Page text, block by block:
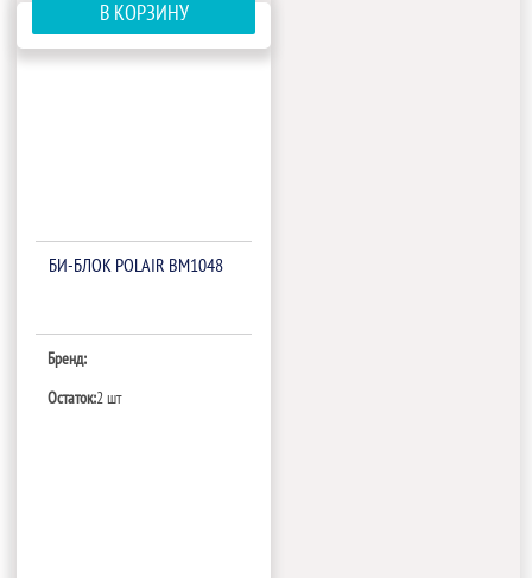
В КОРЗИНУ
БИ‑БЛОК POLAIR BM1048
Бренд:
Остаток:2 шт